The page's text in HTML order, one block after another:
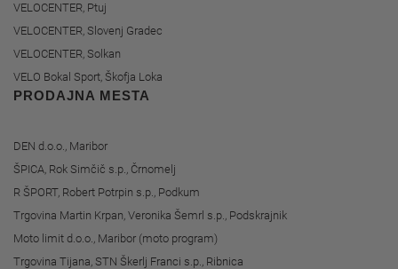
VELOCENTER, Ptuj
VELOCENTER, Slovenj Gradec
VELOCENTER, Solkan
VELO Bokal Sport, Škofja Loka
PRODAJNA MESTA
DEN d.o.o., Maribor
ŠPICA, Rok Simčič s.p., Črnomelj
R ŠPORT, Robert Potrpin s.p., Podkum
Trgovina Martin Krpan, Veronika Šemrl s.p., Podskrajnik
Moto limit d.o.o., Maribor (moto program)
Trgovina Tijana, STN Škerlj Franci s.p., Ribnica